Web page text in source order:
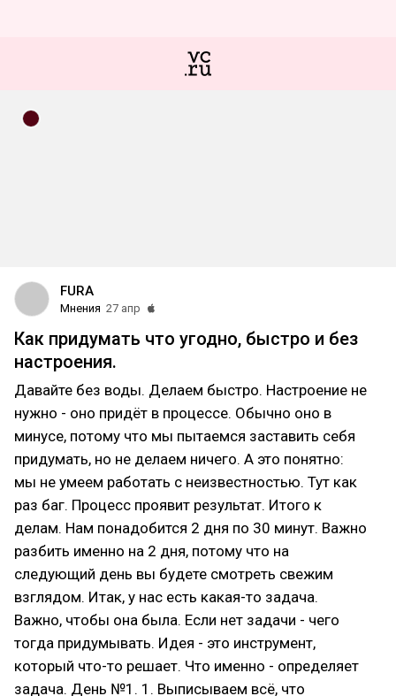
FURA
Мнения 27 апр
Как придумать что угодно, быстро и без
настроения.
Давайте без воды. Делаем быстро. Настроение не
нужно - оно придёт в процессе. Обычно оно в
минусе, потому что мы пытаемся заставить себя
придумать, но не делаем ничего. А это понятно:
мы не умеем работать с неизвестностью. Тут как
раз баг. Процесс проявит результат. Итого к
делам. Нам понадобится 2 дня по 30 минут. Важно
разбить именно на 2 дня, потому что на
следующий день вы будете смотреть свежим
взглядом. Итак, у нас есть какая-то задача.
Важно, чтобы она была. Если нет задачи - чего
тогда придумывать. Идея - это инструмент,
который что-то решает. Что именно - определяет
задача. День №1. 1. Выписываем всё, что